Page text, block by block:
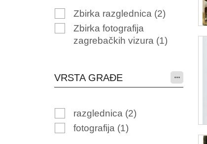
Zbirka razglednica (2)
Zbirka fotografija
zagrebačkih vizura (1)
VRSTA GRAĐE
razglednica (2)
fotografija (1)